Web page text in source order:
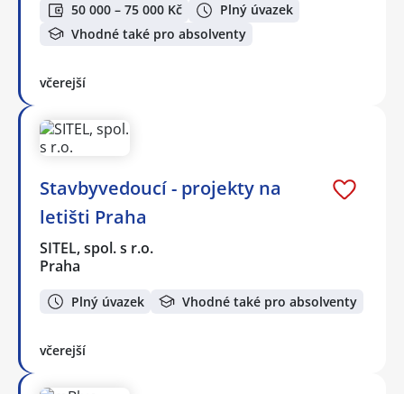
50 000 – 75 000 Kč
Plný úvazek
Vhodné také pro absolventy
včerejší
Stavbyvedoucí - projekty na
letišti Praha
SITEL, spol. s r.o.
Praha
Plný úvazek Vhodné také pro absolventy
včerejší